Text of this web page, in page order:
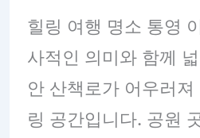
힐링 여행 명소 통영
사적인 의미와 함께
안 산책로가 어우러
링 공간입니다. 공원